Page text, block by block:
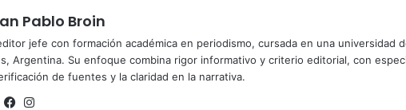
Pablo Broin
jefe con formación académica en periodismo, cursada en una universidad
Argentina. Su enfoque combina rigor informativo y criterio editorial, con
de fuentes y la claridad en la narrativa.
SitioFacebook